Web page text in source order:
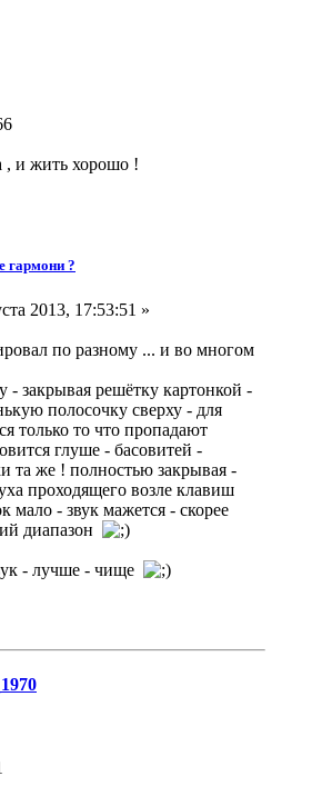
и жить хорошо !
гармони ?
2013, 17:53:51 »
по разному ... и во многом
- закрывая решётку картонкой -
полосочку сверху - для
только то что пропадают
глуше - басовитей -
та же ! полностью закрывая -
проходящего возле клавиш
мало - звук мажется - скорее
диапазон
- лучше - чище